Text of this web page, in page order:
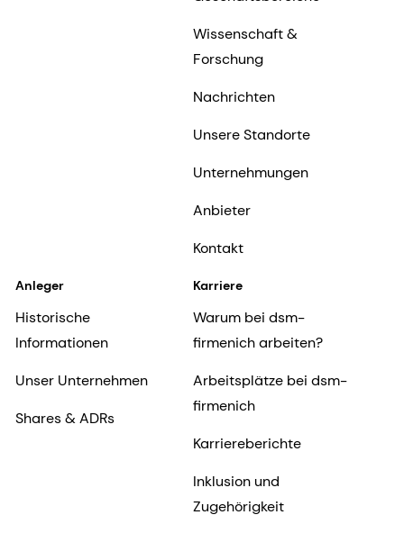
Wissenschaft &
Forschung
Nachrichten
Unsere Standorte
Unternehmungen
Anbieter
Kontakt
Anleger
Historische
Informationen
Unser Unternehmen
Shares & ADRs
Karriere
Warum bei dsm-
firmenich arbeiten?
Arbeitsplätze bei dsm-
firmenich
Karriereberichte
Inklusion und
Zugehörigkeit